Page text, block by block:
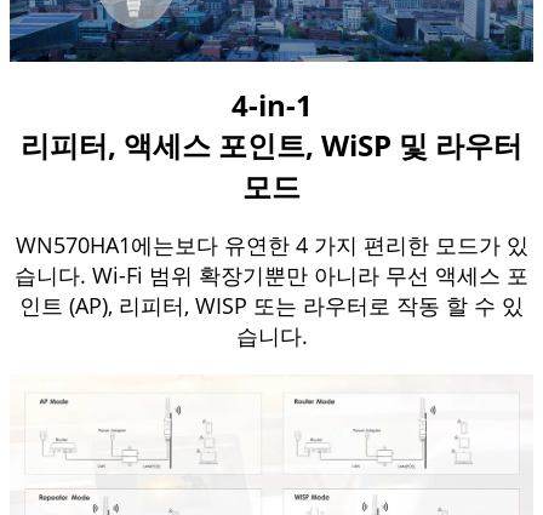
4-in-1
리피터, 액세스 포인트, WiSP 및 라우터
모드
WN570HA1에는보다 유연한 4 가지 편리한 모드가 있
습니다. Wi-Fi 범위 확장기뿐만 아니라 무선 액세스 포
인트 (AP), 리피터, WISP 또는 라우터로 작동 할 수 있
습니다.